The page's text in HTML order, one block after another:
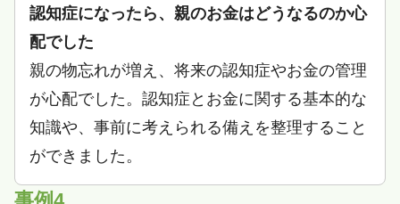
認知症になったら、親のお金はどうなるのか心
配でした
親の物忘れが増え、将来の認知症やお金の管理
が心配でした。認知症とお金に関する基本的な
知識や、事前に考えられる備えを整理すること
ができました。